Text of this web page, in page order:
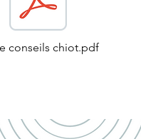
conseils chiot.pdf